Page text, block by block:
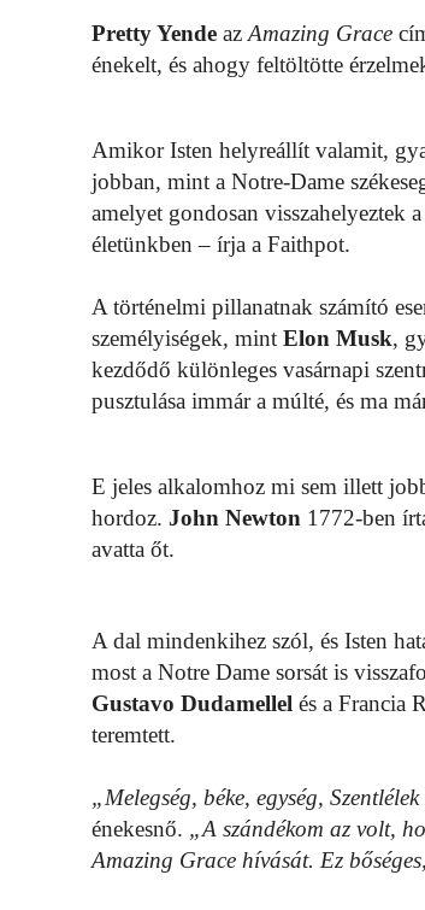
Pretty Yende az Amazing Grace
énekelt, és ahogy feltöltötte
Amikor Isten helyreállít valamit,
jobban, mint a Notre-Dame
amelyet gondosan visszahelyeztek
életünkben – írja a Faithpot.
A történelmi pillanatnak számító
személyiségek, mint Elon Musk,
kezdődő különleges vasárnapi
pusztulása immár a múlté, és ma
E jeles alkalomhoz mi sem illett
hordoz. John Newton 1772-ben
avatta őt.
A dal mindenkihez szól, és Isten
most a Notre Dame sorsát is
Gustavo Dudamellel és a Francia
teremtett.
„Melegség, béke, egység,
énekesnő. „A szándékom az volt,
Amazing Grace hívását. Ez